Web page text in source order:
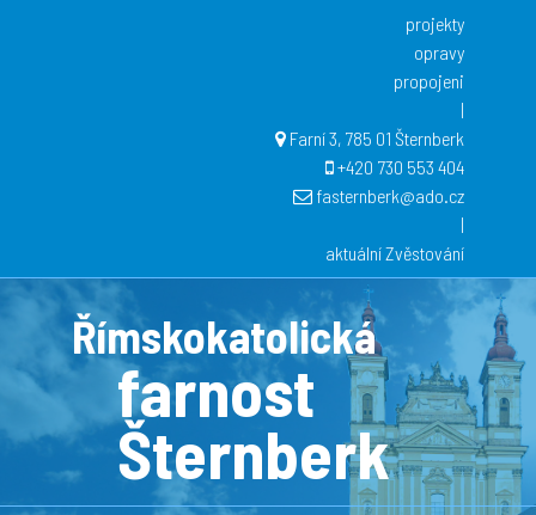
projekty
opravy
propojeni
|
Farní 3, 785 01 Šternberk
+420 730 553 404
fasternberk@ado.cz
|
aktuální Zvěstování
Římskokatolická
farnost
Šternberk